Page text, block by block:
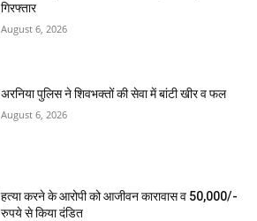
गिरफ्तार
August 6, 2026
अरनिया पुलिस ने शिवभक्तों की सेवा में बांटी खीर व फल
August 6, 2026
हत्या करने के आरोपी को आजीवन कारावास व 50,000/-
रुपये से किया दंडित